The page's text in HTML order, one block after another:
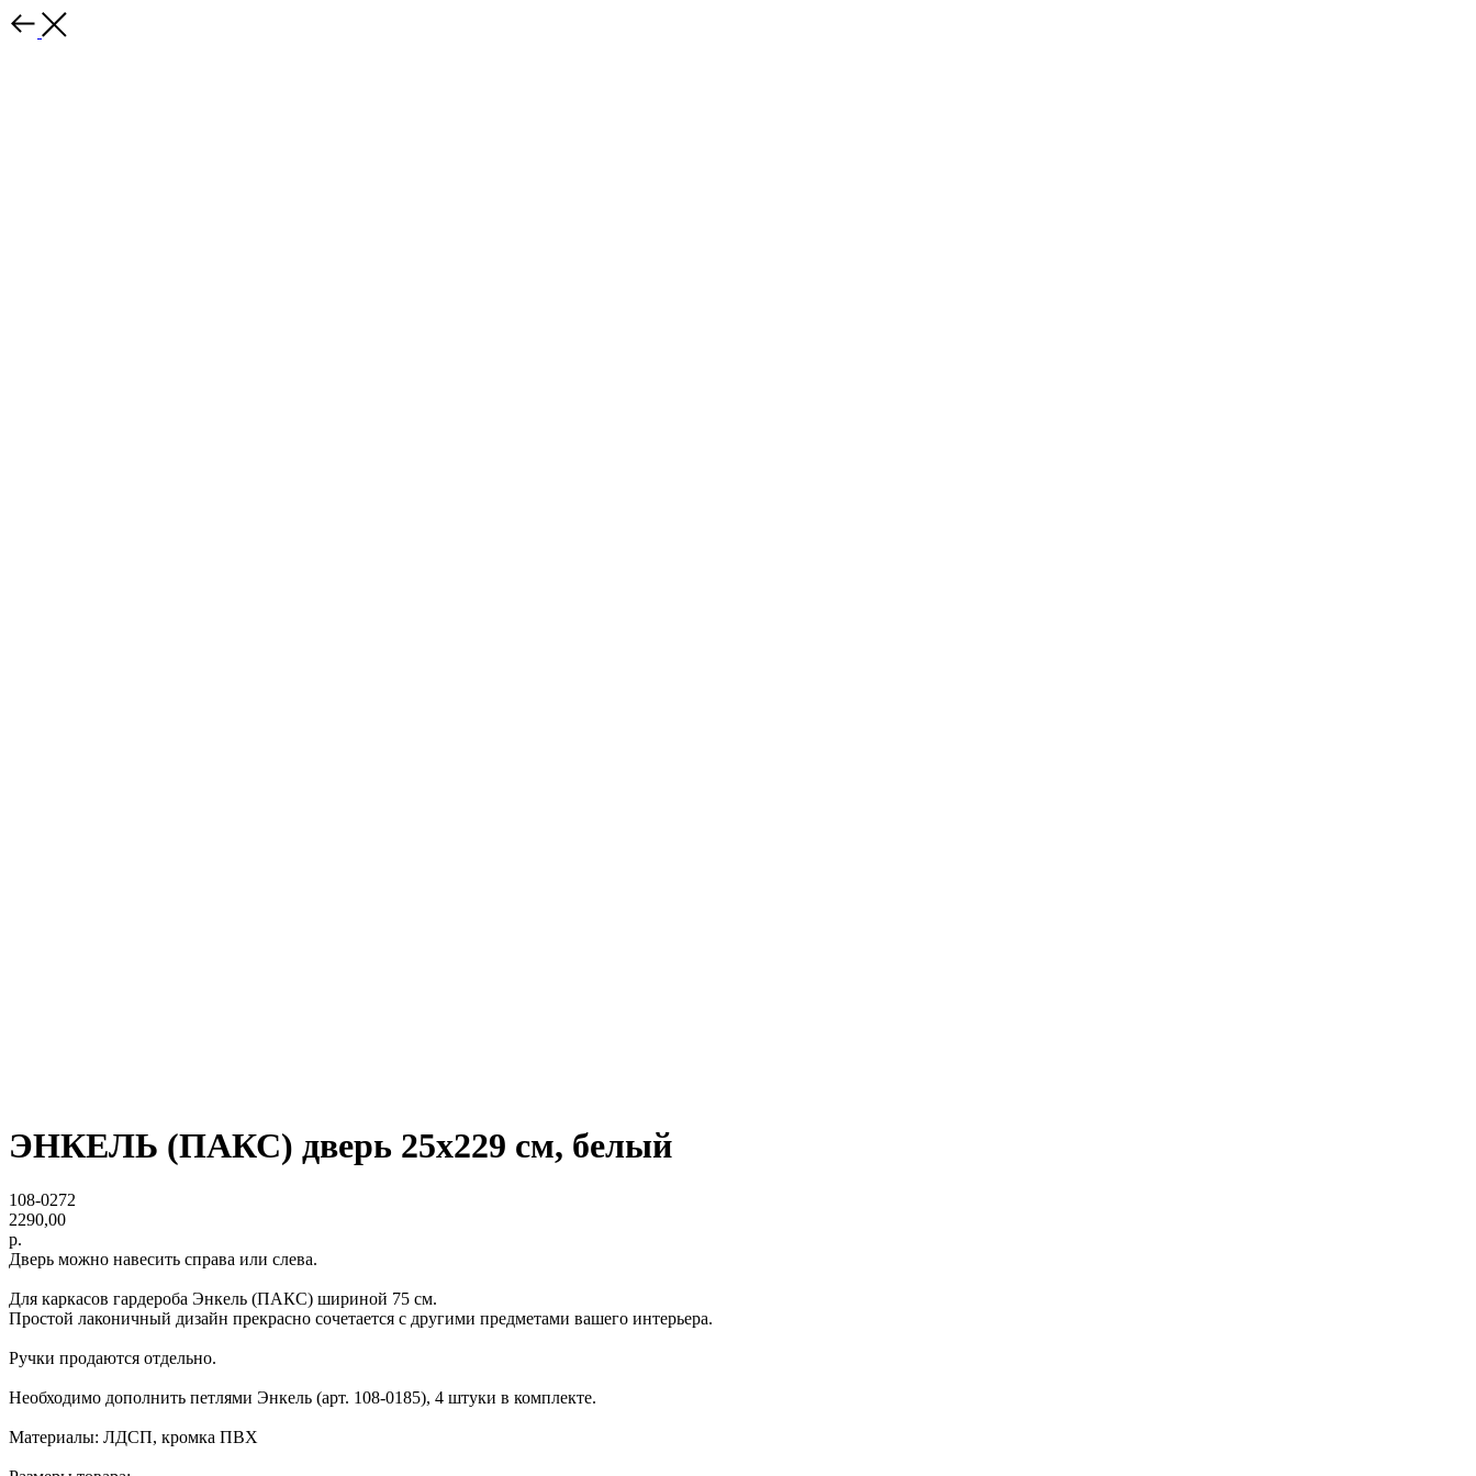
ЭНКЕЛЬ (ПАКС) дверь 25х229 см, белый
108-0272
2290,00
р.
Дверь можно навесить справа или слева.
Для каркасов гардероба Энкель (ПАКС) шириной 75 см.
Простой лаконичный дизайн прекрасно сочетается с другими предметами вашего интерьера.
Ручки продаются отдельно.
Необходимо дополнить петлями Энкель (арт. 108-0185), 4 штуки в комплекте.
Материалы: ЛДСП, кромка ПВХ